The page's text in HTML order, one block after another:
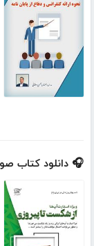
🎧 دانلود کتاب